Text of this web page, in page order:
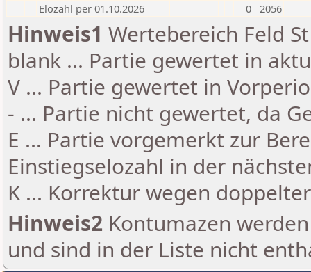
Elozahl per 01.10.2026
0 2056
Hinweis1 Wertebereich Feld
blank ... Partie gewertet in
V ... Partie gewertet in
- ... Partie nicht gewertet, da
E ... Partie vorgemerkt zur
Einstiegselozahl in der
K ... Korrektur wegen
Hinweis2 Kontumazen
und sind in der Liste nicht